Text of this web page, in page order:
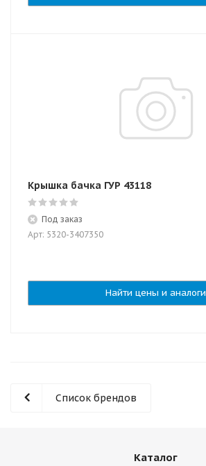
Крышка бачка ГУР 43118
Под заказ
Арт: 5320-3407350
Найти цены и аналоги
Список брендов
Каталог